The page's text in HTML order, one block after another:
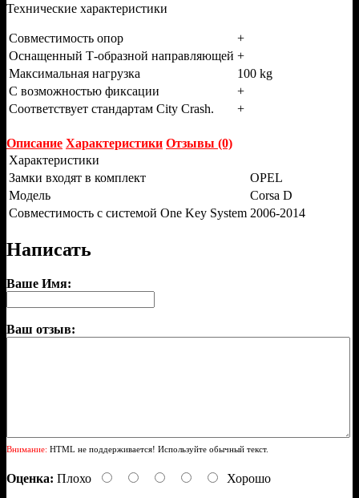
Технические характеристики
Совместимость опор
+
Оснащенный Т-образной направляющей +
Максимальная нагрузка
100 kg
С возможностью фиксации
+
Соответствует стандартам City Crash.
+
Описание Характеристики Отзывы (0)
Характеристики
Замки входят в комплект
OPEL
Модель
Corsa D
Совместимость с системой One Key System 2006-2014
Написать
Ваше Имя:
Ваш отзыв:
Внимание: HTML не поддерживается! Используйте обычный текст.
Оценка: Плохо Хорошо